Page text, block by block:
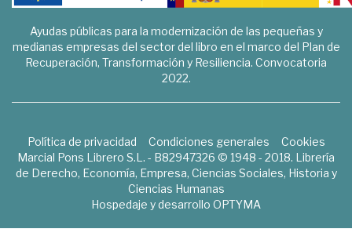
Ayudas públicas para la modernización de las pequeñas y
medianas empresas del sector del libro en el marco del Plan de
Recuperación, Transformación y Resiliencia. Convocatoria
2022.
Política de privacidad Condiciones generales
Cookies
Marcial Pons Librero S.L. - B82947326 © 1948 - 2018. Librería
de Derecho, Economía, Empresa, Ciencias Sociales, Historia y
Ciencias Humanas
Hospedaje y desarrollo OPTYMA